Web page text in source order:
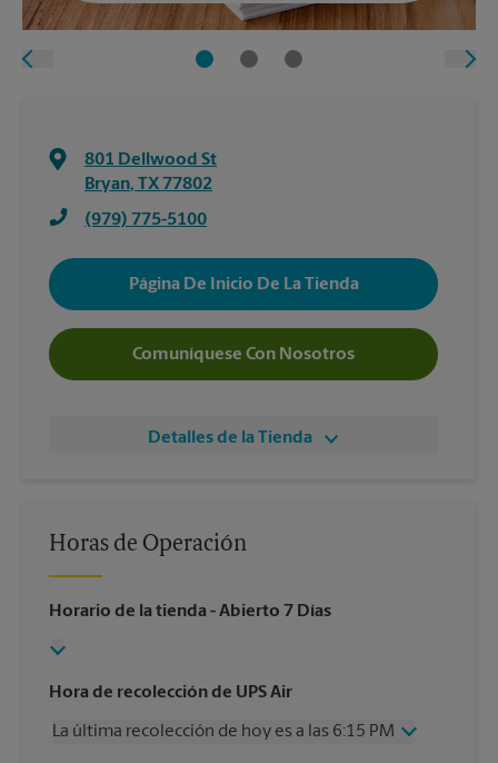
801 Dellwood St
Bryan, TX 77802
(979) 775-5100
Página De Inicio De La Tienda
Comuníquese Con Nosotros
Detalles de la Tienda
Horas de Operación
Horario de la tienda - Abierto 7 Días
Hora de recolección de UPS Air
La última recolección de hoy es a las 6:15 PM